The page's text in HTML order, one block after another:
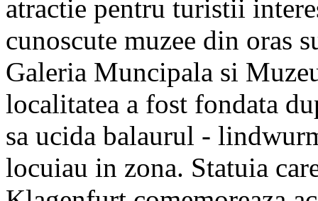
atractie pentru turistii
cunoscute muzee din oras
Galeria Muncipala si
localitatea a fost fondata
sa ucida balaurul -
locuiau in zona. Statuia